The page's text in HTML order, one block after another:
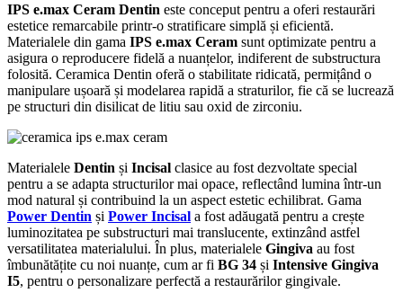
IPS e.max Ceram Dentin este conceput pentru a oferi restaurări
estetice remarcabile printr-o stratificare simplă și eficientă.
Materialele din gama IPS e.max Ceram sunt optimizate pentru a
asigura o reproducere fidelă a nuanțelor, indiferent de substructura
folosită. Ceramica Dentin oferă o stabilitate ridicată, permițând o
manipulare ușoară și modelarea rapidă a straturilor, fie că se lucrează
pe structuri din disilicat de litiu sau oxid de zirconiu.
Materialele Dentin și Incisal clasice au fost dezvoltate special
pentru a se adapta structurilor mai opace, reflectând lumina într-un
mod natural și contribuind la un aspect estetic echilibrat. Gama
Power Dentin și Power Incisal a fost adăugată pentru a crește
luminozitatea pe substructuri mai translucente, extinzând astfel
versatilitatea materialului. În plus, materialele Gingiva au fost
îmbunătățite cu noi nuanțe, cum ar fi BG 34 și Intensive Gingiva
I5, pentru o personalizare perfectă a restaurărilor gingivale.